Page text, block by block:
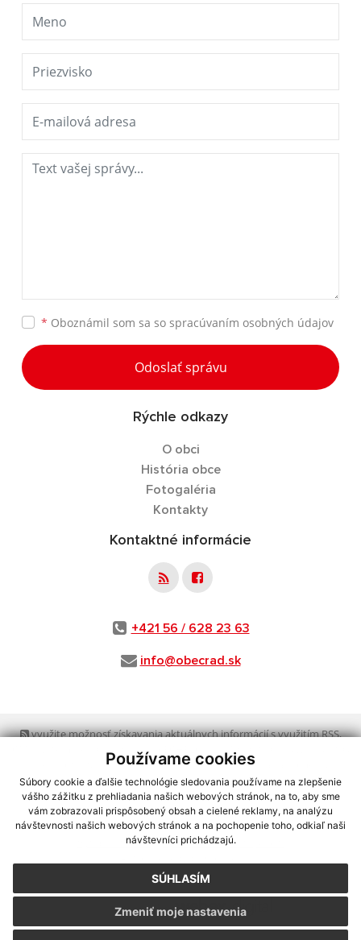
Používame cookies
Súbory cookie a ďalšie technológie sledovania používame na zlepšenie
vášho zážitku z prehliadania našich webových stránok, na to, aby sme
vám zobrazovali prispôsobený obsah a cielené reklamy, na analýzu
návštevnosti našich webových stránok a na pochopenie toho, odkiaľ naši
návštevníci prichádzajú.
SÚHLASÍM
Zmeniť moje nastavenia
* Oboznámil som sa so spracúvaním osobných údajov
Odoslať správu
Rýchle odkazy
O obci
História obce
Fotogaléria
Kontakty
Kontaktné informácie
+421 56 / 628 23 63
info@obecrad.sk
využite možnosť získavania aktuálnych informácií s využitím RSS,
CMS systém (redakčný) systém ECHELON 2, Mapa stránok
webex.digital, s.r.o.,domény,registrácia domény
spoločnosť webex.digital, s.r.o.,technický prevádzkovateľ
Posledná aktualizácia:03.08.2026
Vytlačiť stránku|Vyhlásenie o prístupnosti
webdesign